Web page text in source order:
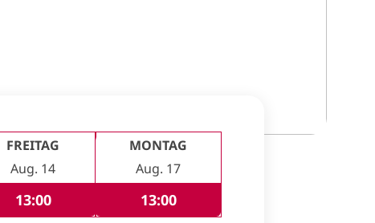
FREITAG
Aug. 14
13:00
MONTAG
Aug. 17
13:00